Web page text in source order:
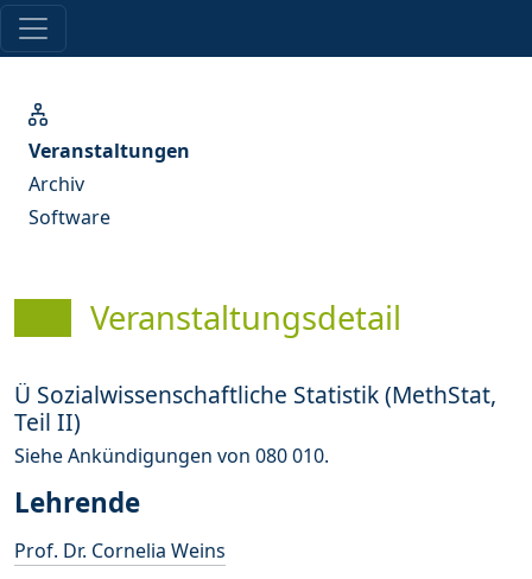
Veranstaltungen
Archiv
Software
Veranstaltungsdetail
Ü Sozialwissenschaftliche Statistik (MethStat,
Teil II)
Siehe Ankündigungen von 080 010.
Lehrende
Prof. Dr. Cornelia Weins